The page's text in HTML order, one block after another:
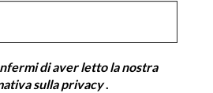
di aver letto la nostra
sulla privacy.